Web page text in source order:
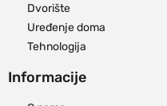
Dvorište
Uređenje doma
Tehnologija
Informacije